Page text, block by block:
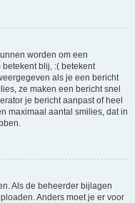
worden om een
blij, :( betekent
als je een bericht
ze maken een bericht snel
je bericht aanpast of heel
maximaal aantal smilies, dat in
Als de beheerder bijlagen
Anders moet je er voor